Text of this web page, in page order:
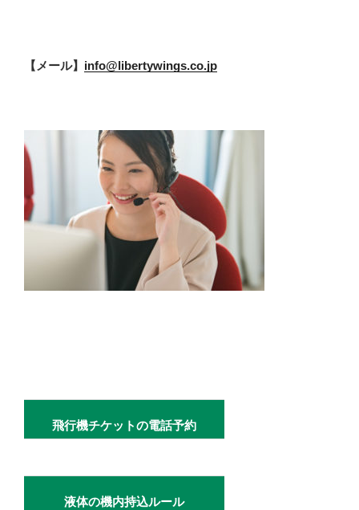
【メール】 info@libertywings.co.jp
飛行機チケットの電話予約
液体の機内持込ルール